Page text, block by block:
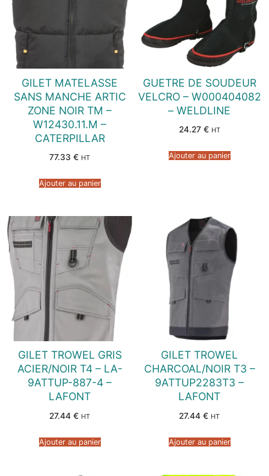
GILET MATELASSE
SANS MANCHE ARTIC
ZONE NOIR TM –
W12430.11.M –
CATERPILLAR
77.33 € HT
Ajouter au panier
GUETRE DE SOUDEUR
VELCRO – W000404082
– WELDLINE
24.27 € HT
Ajouter au panier
GILET TROWEL GRIS
ACIER/NOIR T4 – LA-
9ATTUP-887-4 –
LAFONT
27.44 € HT
Ajouter au panier
GILET TROWEL
CHARCOAL/NOIR T3 –
9ATTUP2283T3 –
LAFONT
27.44 € HT
Ajouter au panier